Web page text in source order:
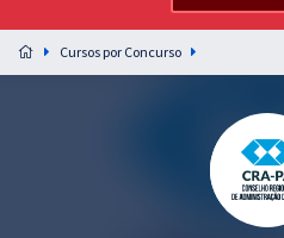
Preparação completa e intensiva para
residências em saúde do Brasil
Cursos por Concurso